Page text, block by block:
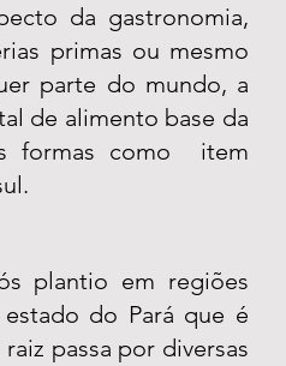
da gastronomia,
primas ou mesmo
parte do mundo, a
de alimento base da
formas como  item
plantio em regiões
do Pará que é
passa por diversas